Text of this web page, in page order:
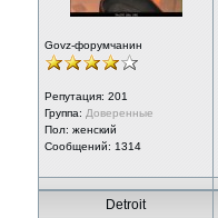
Govz-форумчанин
Репутация: 201
Группа: Доверенные
Пол: женский
Сообщений: 1314
Detroit